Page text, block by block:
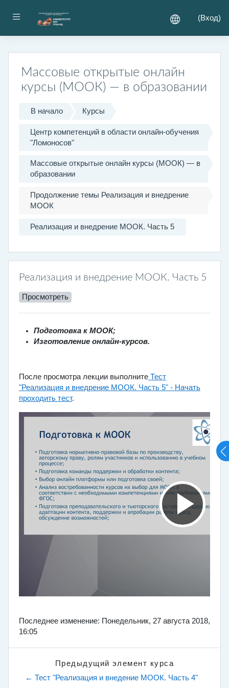
Боковая панель (Вход)
Массовые открытые онлайн
курсы (МООК) — в образовании
В начало Курсы
Центр компетенций в области онлайн-обучения
"Ломоносов"
Массовые открытые онлайн курсы (МООК) — в
образовании
Продолжение темы Реализация и внедрение
МООК
Реализация и внедрение МООК. Часть 5
Реализация и внедрение МООК. Часть 5
Просмотреть
Подготовка к МООК;
Изготовление онлайн-курсов.
После просмотра лекции выполните Тест
"Реализация и внедрение МООК. Часть 5" - Начать
проходить тест.
Последнее изменение: Понедельник, 27 августа 2018,
16:05
Предыдущий элемент курса
← Тест "Реализация и внедение МООК. Часть 4"